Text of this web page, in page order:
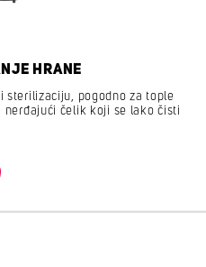
HRANE
sterilizaciju, pogodno za tople
čelik koji se lako čisti